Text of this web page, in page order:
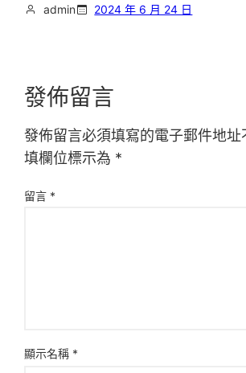
admin 2024 年 6 月 24 日
發佈留言
發佈留言必須填寫的電子郵件地址
填欄位標示為 *
留言 *
顯示名稱 *